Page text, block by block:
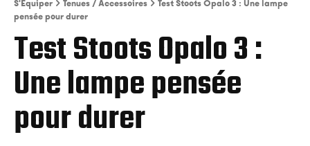
S'Equiper Tenues / Accessoires
Test Stoots Opalo 3 : Une lampe
pensée pour durer
Test Stoots Opalo 3 :
Une lampe pensée
pour durer